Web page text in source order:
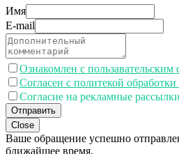
Имя
E-mail
Ознакомлен с пользавательским
Согласен с политекой
Согласие на рекламные
Отправить
Close
Ваше обращение успешно
ближайшее время.